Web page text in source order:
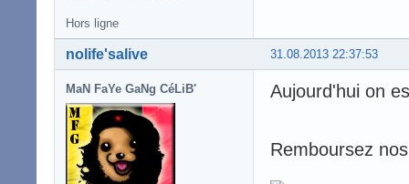
Hors ligne
31.08.2013 22:37:53
nolife'salive
MaN FaYe GaNg CéLiB' Aujourd'hui on
Remboursez